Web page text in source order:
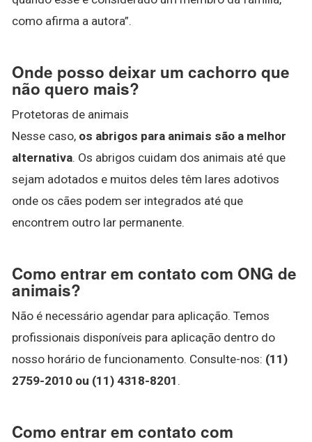
como afirma a autora”.
Onde posso deixar um cachorro que
não quero mais?
Protetoras de animais
Nesse caso, os abrigos para animais são a melhor
alternativa. Os abrigos cuidam dos animais até que
sejam adotados e muitos deles têm lares adotivos
onde os cães podem ser integrados até que
encontrem outro lar permanente.
Como entrar em contato com ONG de
animais?
Não é necessário agendar para aplicação. Temos
profissionais disponíveis para aplicação dentro do
nosso horário de funcionamento. Consulte-nos: (11)
2759-2010 ou (11) 4318-8201 .
Como entrar em contato com